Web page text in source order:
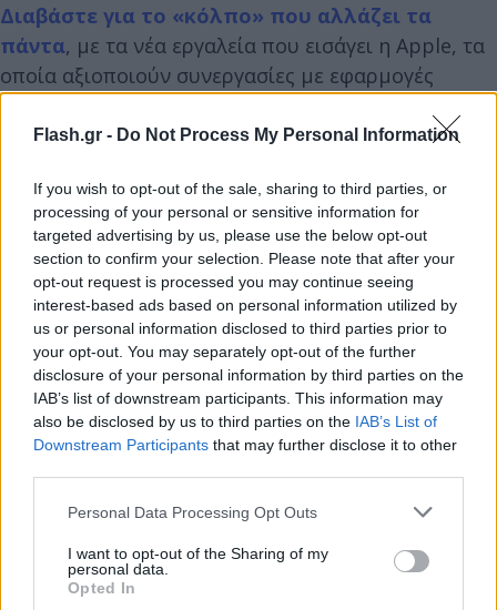
Flash.gr - Do Not Process My Personal Information
If you wish to opt-out of the sale, sharing to third parties, or
processing of your personal or sensitive information for
targeted advertising by us, please use the below opt-out
section to confirm your selection. Please note that after your
opt-out request is processed you may continue seeing
interest-based ads based on personal information utilized by
us or personal information disclosed to third parties prior to
your opt-out. You may separately opt-out of the further
disclosure of your personal information by third parties on the
IAB’s list of downstream participants. This information may
also be disclosed by us to third parties on the IAB’s List of
Downstream Participants that may further disclose it to other
Please note that this website/app uses one or more Google
not limited to your visit or usage behaviour. You may click to
grant or deny consent to Google and its third-party tags to
use your data for below specified purposes in below Google
Personal Data Processing Opt Outs
I want to opt-out of the Sharing of my
personal data.
Opted In
Διαβάστε για το «κόλπο» που αλλάζει τα
πάντα, με τα νέα εργαλεία που εισάγει η Apple, τα
οποία αξιοποιούν συνεργασίες με εφαρμογές
τρίτων, όπως το SongShift, και επιτρέπουν τη
μεταφορά μουσικής με λίγα μόνο κλικ.